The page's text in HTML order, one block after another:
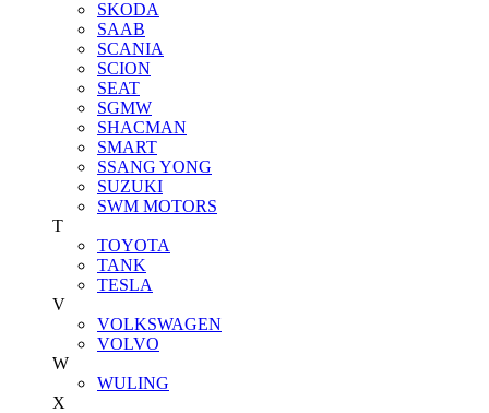
SKODA
SAAB
SCANIA
SCION
SEAT
SGMW
SHACMAN
SMART
SSANG YONG
SUZUKI
SWM MOTORS
T
TOYOTA
TANK
TESLA
V
VOLKSWAGEN
VOLVO
W
WULING
X